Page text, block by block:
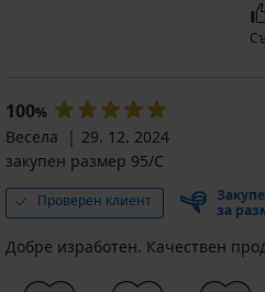
100%
Весела
29. 12. 2024
закупен размер 95/C
Проверен клиент
за
Добре изработен. Качествен